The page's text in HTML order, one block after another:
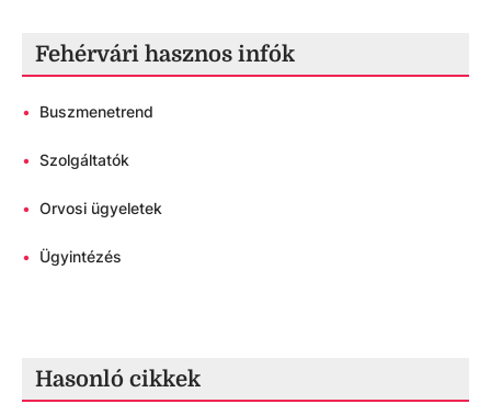
Fehérvári hasznos infók
• Buszmenetrend
• Szolgáltatók
• Orvosi ügyeletek
• Ügyintézés
Hasonló cikkek